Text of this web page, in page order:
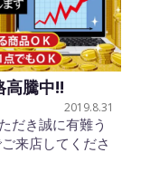
騰中!!
2019.8.31
だき誠に有難う
来店してくださ